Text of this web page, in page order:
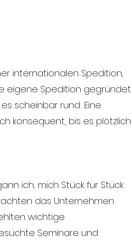
internationalen Spedition,
eigene Spedition gegründet.
scheinbar rund: Eine
konsequent, bis es plötzlich
ich, mich Stück für Stück
das Unternehmen
wichtige
Seminare und